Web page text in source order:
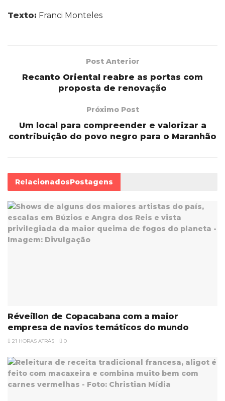
Texto: Franci Monteles
Post Anterior
Recanto Oriental reabre as portas com
proposta de renovação
Próximo Post
Um local para compreender e valorizar a
contribuição do povo negro para o Maranhão
RelacionadosPostagens
Réveillon de Copacabana com a maior
empresa de navios temáticos do mundo
21 HORAS ATRÁS 0